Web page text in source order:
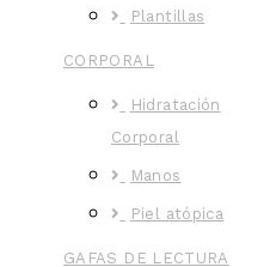
Plantillas
CORPORAL
Hidratación
Corporal
Manos
Piel atópica
GAFAS DE LECTURA